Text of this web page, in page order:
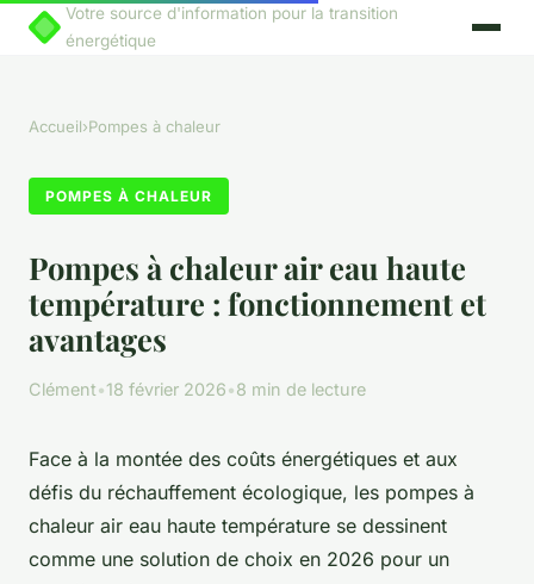
Votre source d'information pour la transition
énergétique
Accueil›Pompes à chaleur
POMPES À CHALEUR
Pompes à chaleur air eau haute
température : fonctionnement et
avantages
Clément•18 février 2026•8 min de lecture
Face à la montée des coûts énergétiques et aux
défis du réchauffement écologique, les pompes à
chaleur air eau haute température se dessinent
comme une solution de choix en 2026 pour un